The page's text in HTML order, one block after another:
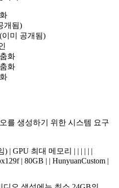
개됨)
이미 공개됨)
화
화
를 생성하기 위한 시스템 요구
| GPU 최대 메모리 | | | | | |
| 80GB | | HunyuanCustom |